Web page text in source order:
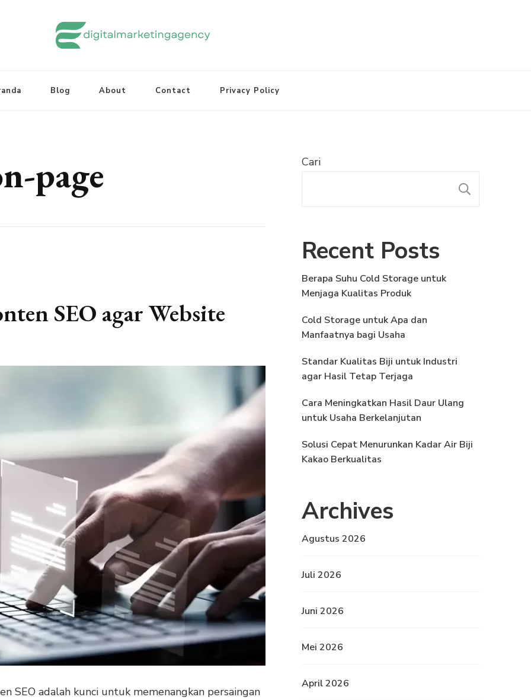
Blog About Contact Privacy Policy
page
SEO agar Website
SEO adalah kunci untuk memenangkan persaingan
Cari
Recent Posts
Berapa Suhu Cold Storage untuk
Menjaga Kualitas Produk
Cold Storage untuk Apa dan
Manfaatnya bagi Usaha
Standar Kualitas Biji untuk Industri
agar Hasil Tetap Terjaga
Cara Meningkatkan Hasil Daur Ulang
untuk Usaha Berkelanjutan
Solusi Cepat Menurunkan Kadar Air Biji
Kakao Berkualitas
Archives
Agustus 2026
Juli 2026
Juni 2026
Mei 2026
April 2026